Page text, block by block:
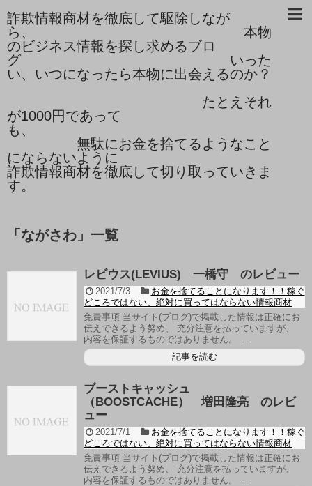
詐欺情報商材を徹底して駆除しなが
ら、 本物
のビジネス情報を探し求めるブロ
グ いった
い、いつになったら本物に出会えるのか？
たとえそれ
が1000円であって
も、
無駄にお金を捨てるようなこと
にならないように
詐欺情報商材を徹底して切り取っていきま
す。
「 ながさわ 」 一覧
レビウス(LEVIUS) 一橋守 のレビュー
2021/7/3
お金を捨てることになります！！稼ぐ
どころではない、絶対に買ってはならない情報商材
免責事項 当サイト(ブログ)で掲載した情報は正確にお
伝えできるよう努め、 充分注意を払っていますが、
内容を保証するものではありません。 ...
記事を読む
ブーストキャッシュ
（BOOSTCACHE） 増田隆亮 のレビ
ュー
2021/7/1
お金を捨てることになります！！稼ぐ
どころではない、絶対に買ってはならない情報商材
免責事項 当サイト(ブログ)で掲載した情報は正確にお
伝えできるよう努め、 充分注意を払っていますが、
内容を保証するものではありません。 ...